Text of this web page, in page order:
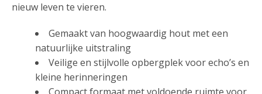
nieuw leven te vieren.
Gemaakt van hoogwaardig hout met een
natuurlijke uitstraling
Veilige en stijlvolle opbergplek voor echo’s en
kleine herinneringen